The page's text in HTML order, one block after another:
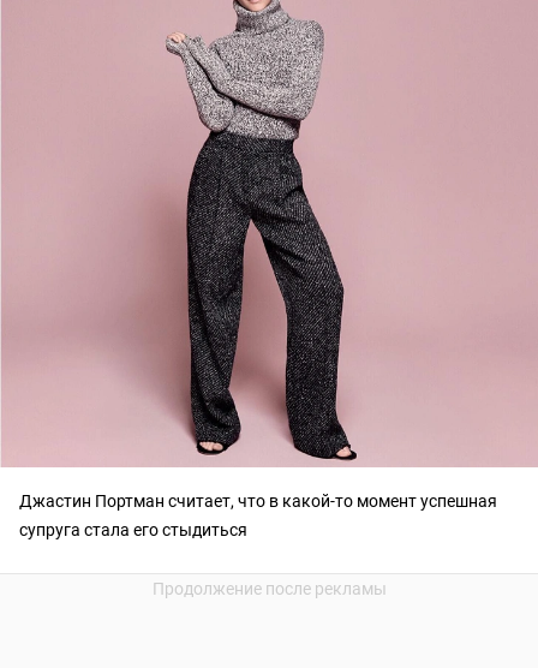
Джастин Портман считает, что в какой-то момент успешная
супруга стала его стыдиться